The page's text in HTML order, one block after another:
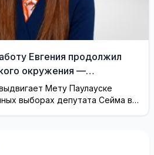
Евгения продолжил
окружения —
Либерального движения
Мету Паулауске
выборах депутата Сейма в